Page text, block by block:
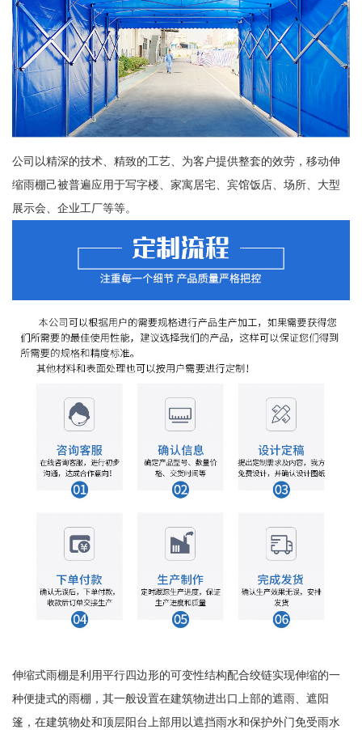
公司以精深的技术、精致的工艺、为客户提供整套的效劳，移动伸
缩雨棚己被普遍应用于写字楼、家寓居宅、宾馆饭店、场所、大型
展示会、企业工厂等等。
伸缩式雨棚是利用平行四边形的可变性结构配合绞链实现伸缩的一
种便捷式的雨棚，其一般设置在建筑物进出口上部的遮雨、遮阳
篷，在建筑物处和顶层阳台上部用以遮挡雨水和保护外门免受雨水